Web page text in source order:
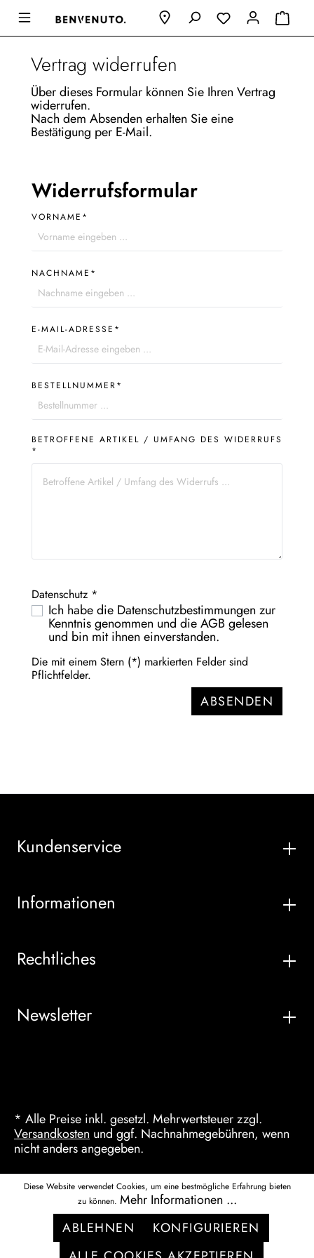
Vertrag widerrufen
Über dieses Formular können Sie Ihren Vertrag
widerrufen.
Nach dem Absenden erhalten Sie eine
Bestätigung per E-Mail.
Widerrufsformular
VORNAME*
NACHNAME*
E-MAIL-ADRESSE*
BESTELLNUMMER*
BETROFFENE ARTIKEL / UMFANG DES WIDERRUFS
*
Datenschutz *
Ich habe die Datenschutzbestimmungen zur
Kenntnis genommen und dieAGBgelesen
und bin mit ihnen einverstanden.
Die mit einem Stern (*) markierten Felder sind
Pflichtfelder.
ABSENDEN
Kundenservice
Informationen
Rechtliches
Newsletter
* Alle Preise inkl. gesetzl. Mehrwertsteuer zzgl.
Versandkosten und ggf. Nachnahmegebühren, wenn
nicht anders angegeben.
Diese Website verwendet Cookies, um eine bestmögliche Erfahrung bieten
zu können. Mehr Informationen ...
ABLEHNEN
KONFIGURIEREN